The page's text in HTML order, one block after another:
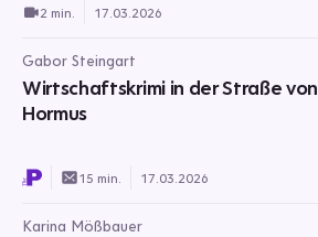
2 min. 17.03.2026
Gabor Steingart
Wirtschaftskrimi in der Straße von
Hormus
15 min. 17.03.2026
Karina Mößbauer